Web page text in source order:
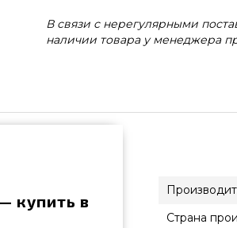
В связи с нерегулярными
наличии товара у менеджера
купить в
Страна